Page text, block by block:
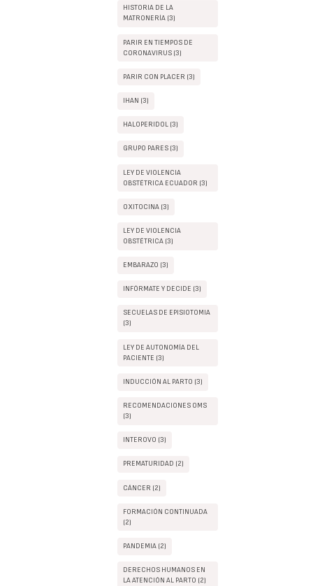
HISTORIA DE LA
MATRONERÍA (3)
PARIR EN TIEMPOS DE
CORONAVIRUS (3)
PARIR CON PLACER (3)
IHAN (3)
HALOPERIDOL (3)
GRUPO PARES (3)
LEY DE VIOLENCIA
OBSTÉTRICA ECUADOR (3)
OXITOCINA (3)
LEY DE VIOLENCIA
OBSTÉTRICA (3)
EMBARAZO (3)
INFÓRMATE Y DECIDE (3)
SECUELAS DE EPISIOTOMIA
(3)
LEY DE AUTONOMÍA DEL
PACIENTE (3)
INDUCCIÓN AL PARTO (3)
RECOMENDACIONES OMS
(3)
INTEROVO (3)
PREMATURIDAD (2)
CÁNCER (2)
FORMACIÓN CONTINUADA
(2)
PANDEMIA (2)
DERECHOS HUMANOS EN
LA ATENCIÓN AL PARTO (2)